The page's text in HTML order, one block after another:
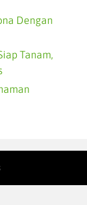
Dengan
Tanam,